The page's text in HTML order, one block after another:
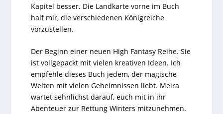
Kapitel besser. Die Landkarte vorne im Buch
half mir, die verschiedenen Königreiche
vorzustellen.
Der Beginn einer neuen High Fantasy Reihe. Sie
ist vollgepackt mit vielen kreativen Ideen. Ich
empfehle dieses Buch jedem, der magische
Welten mit vielen Geheimnissen liebt. Meira
wartet sehnlichst darauf, euch mit in ihr
Abenteuer zur Rettung Winters mitzunehmen.